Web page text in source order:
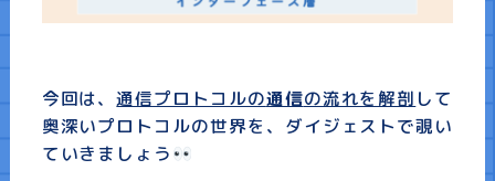
今回は、通信プロトコルの通信の流れを解剖 して
奥深いプロトコルの世界を、ダイジェストで覗い
ていきましょう